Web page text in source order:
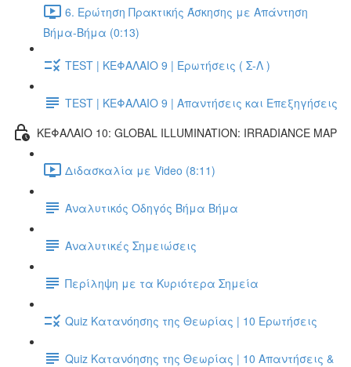
6. Ερώτηση Πρακτικής Άσκησης με Απάντηση
Βήμα-Βήμα (0:13)
TEST | ΚΕΦΑΛΑΙΟ 9 | Ερωτήσεις ( Σ-Λ )
TEST | ΚΕΦΑΛΑΙΟ 9 | Απαντήσεις και Επεξηγήσεις
ΚΕΦΑΛΑΙΟ 10: GLOBAL ILLUMINATION: IRRADIANCE MAP
Διδασκαλία με Video (8:11)
Αναλυτικός Οδηγός Βήμα Βήμα
Αναλυτικές Σημειώσεις
Περίληψη με τα Κυριότερα Σημεία
Quiz Κατανόησης της Θεωρίας | 10 Ερωτήσεις
Quiz Κατανόησης της Θεωρίας | 10 Απαντήσεις &